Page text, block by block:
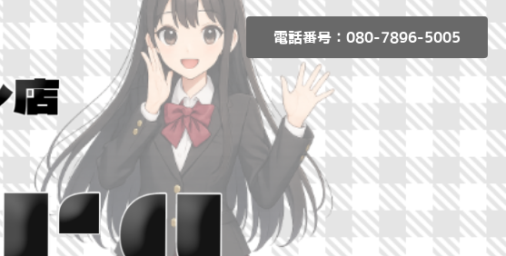
電話番号：080-7896-5005